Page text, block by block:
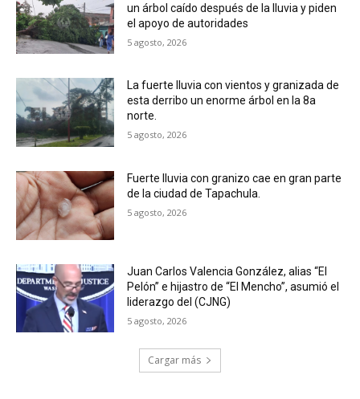
un árbol caído después de la lluvia y piden
el apoyo de autoridades
5 agosto, 2026
La fuerte lluvia con vientos y granizada de
esta derribo un enorme árbol en la 8a
norte.
5 agosto, 2026
Fuerte lluvia con granizo cae en gran parte
de la ciudad de Tapachula.
5 agosto, 2026
Juan Carlos Valencia González, alias “El
Pelón” e hijastro de “El Mencho”, asumió el
liderazgo del (CJNG)
5 agosto, 2026
Cargar más